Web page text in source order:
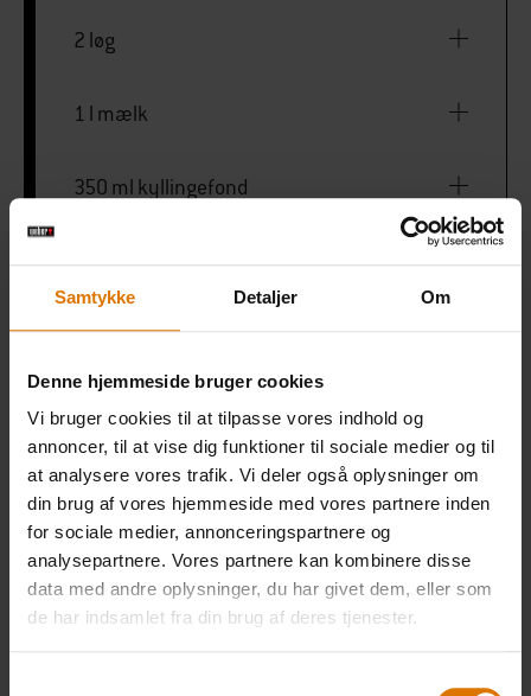
Samtykke Detaljer Om
Denne hjemmeside bruger cookies
Vi bruger cookies til at tilpasse vores indhold og
annoncer, til at vise dig funktioner til sociale medier og til
at analysere vores trafik. Vi deler også oplysninger om
din brug af vores hjemmeside med vores partnere inden
for sociale medier, annonceringspartnere og
analysepartnere. Vores partnere kan kombinere disse
data med andre oplysninger, du har givet dem, eller som
de har indsamlet fra din brug af deres tjenester.
2 løg
1 l mælk
350 ml kyllingefond
400 ml vand
300 g grov polenta
Et par kviste rosmarin og timian
100 g smør
200 g parmesanost
Muskatnød (valgfri)